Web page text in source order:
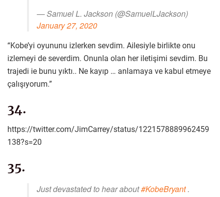
— Samuel L. Jackson (@SamuelLJackson)
January 27, 2020
“Kobe’yi oyununu izlerken sevdim. Ailesiyle birlikte onu
izlemeyi de severdim. Onunla olan her iletişimi sevdim. Bu
trajedi ie bunu yıktı.. Ne kayıp … anlamaya ve kabul etmeye
çalışıyorum.”
34.
https://twitter.com/JimCarrey/status/1221578889962459
138?s=20
35.
Just devastated to hear about#KobeBryant.